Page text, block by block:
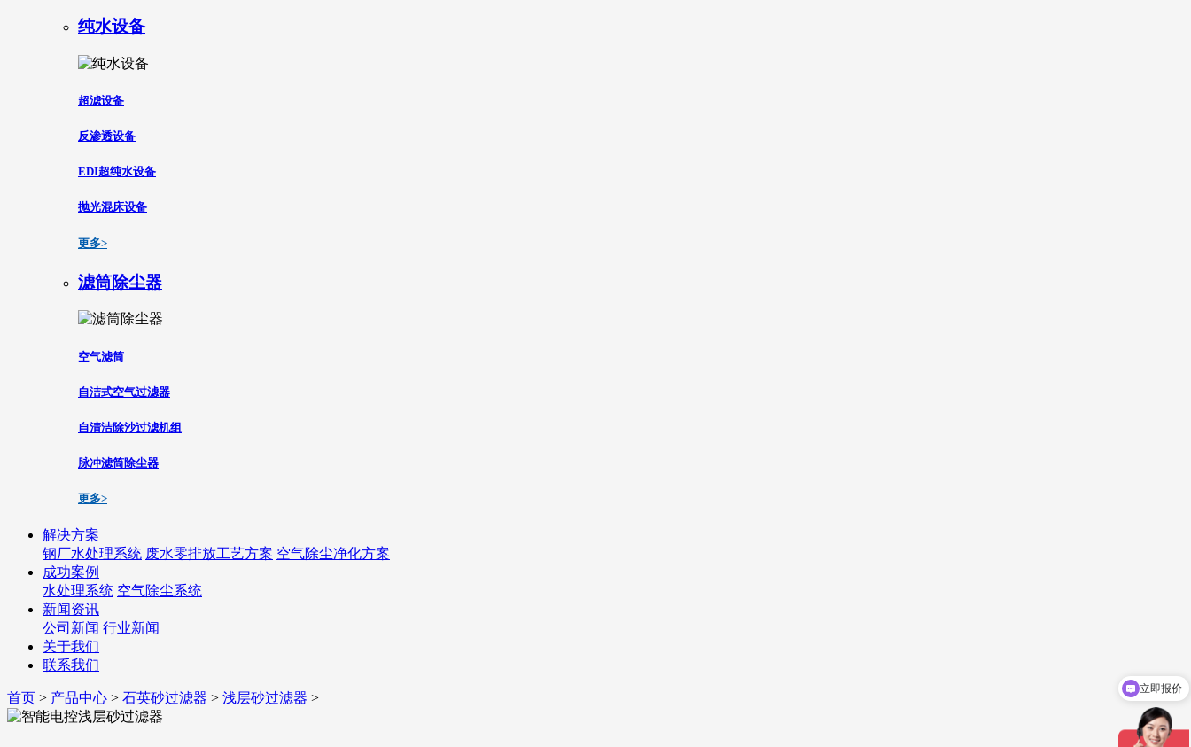
纯水设备
超滤设备
反渗透设备
EDI超纯水设备
抛光混床设备
更多>
滤筒除尘器
空气滤筒
自洁式空气过滤器
自清洁除沙过滤机组
脉冲滤筒除尘器
更多>
解决方案
钢厂水处理系统 废水零排放工艺方案 空气除尘净化方案
成功案例
水处理系统 空气除尘系统
新闻资讯
公司新闻 行业新闻
关于我们
联系我们
首页 > 产品中心 > 石英砂过滤器 > 浅层砂过滤器 >
你们是怎么收费的呢